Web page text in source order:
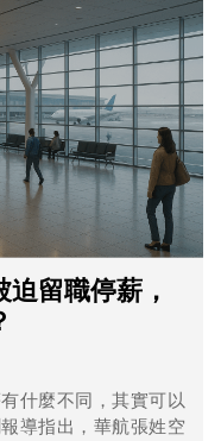
迫留職停薪，
什麼不同，其實可以
導指出，華航張姓空